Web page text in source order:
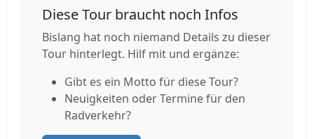
Diese Tour braucht noch Infos
Bislang hat noch niemand Details zu dieser
Tour hinterlegt. Hilf mit und ergänze:
Gibt es ein Motto für diese Tour?
Neuigkeiten oder Termine für den
Radverkehr?